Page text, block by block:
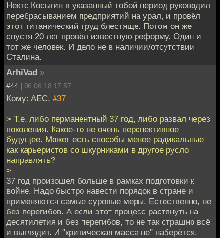
Некто Косыгин в указанный тобой период руководил
перебрасыванием предприятий на урал, и провёл
этот титанический труд блестяще. Потом он же
спустя 20 лет провёл известную реформу. Один и
тот же человек. И дело не в наличии/отсутствии
Сталина.
ArhiVad »
#44 | 06.06.18 17:57
Кому: АЕС, #37
> Т.е. либо перманентный 37 год, либо развал через
поколения. Какое-то не очень перспективное
будущее. Может есть способы менее радикальные
как карьеристов со шкурниками в другое русло
направлять?
>
37 год произошел больше в рамках подготовки к
войне. Надо быстро навести порядок в стране и
применяются самые суровые меры. Естественно, не
без перегибов. А если этот процесс растянуть на
десятилетия и без перегибов, то не так страшно всё
и выглядит. И "критическая масса не" наберётся.